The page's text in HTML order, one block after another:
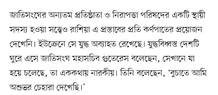
জাতিসংঘের অন্যতম প্রতিষ্ঠাতা ও নিরাপত্তা পরিষদের একটি স্থায়ী
সদস্য হওয়া সত্ত্বেও রাশিয়া এ প্রস্তাবের প্রতি কর্ণপাতের প্রয়োজন
দেখেনি। ইউক্রেনে সে যুদ্ধ অব্যাহত রেখেছে। যুদ্ধবিধ্বস্ত দেশটি
ঘুরে এসে জাতিসংঘ মহাসচিব গুতেরেস বলেছেন, সেখানে যা
হয়ে চলেছে, তা এককথায় নারকীয়। তিনি বলেছেন, ‘বুচাতে আমি
অশুভর চেহারা দেখেছি।’